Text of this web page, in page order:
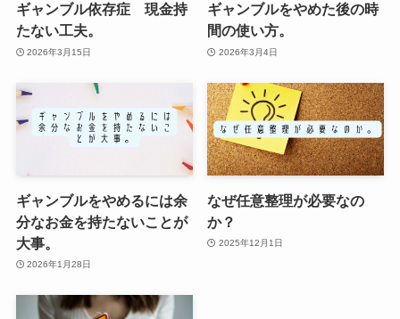
ギャンブル依存症 現金持
たない工夫。
2026年3月15日
ギャンブルをやめた後の時
間の使い方。
2026年3月4日
ギャンブルをやめるには余
分なお金を持たないことが
大事。
2026年1月28日
なぜ任意整理が必要なの
か？
2025年12月1日